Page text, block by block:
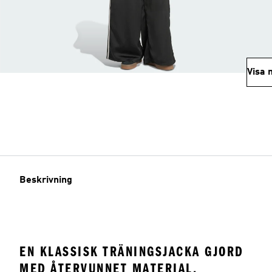
Visa
Beskrivning
EN KLASSISK TRÄNINGSJACKA GJORD
MED ÅTERVUNNET MATERIAL.